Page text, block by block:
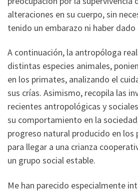
alteraciones en su cuerpo, sin
tenido un embarazo ni haber dado
A continuación, la antropóloga
distintas especies animales,
en los primates, analizando el
sus crías. Asimismo, recopila las
recientes antropológicas y
su comportamiento en la
progreso natural producido en los
para llegar a una crianza
un grupo social estable.
Me han parecido especialmente